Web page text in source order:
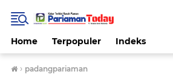
Home Terpopuler Indeks
› padangpariaman